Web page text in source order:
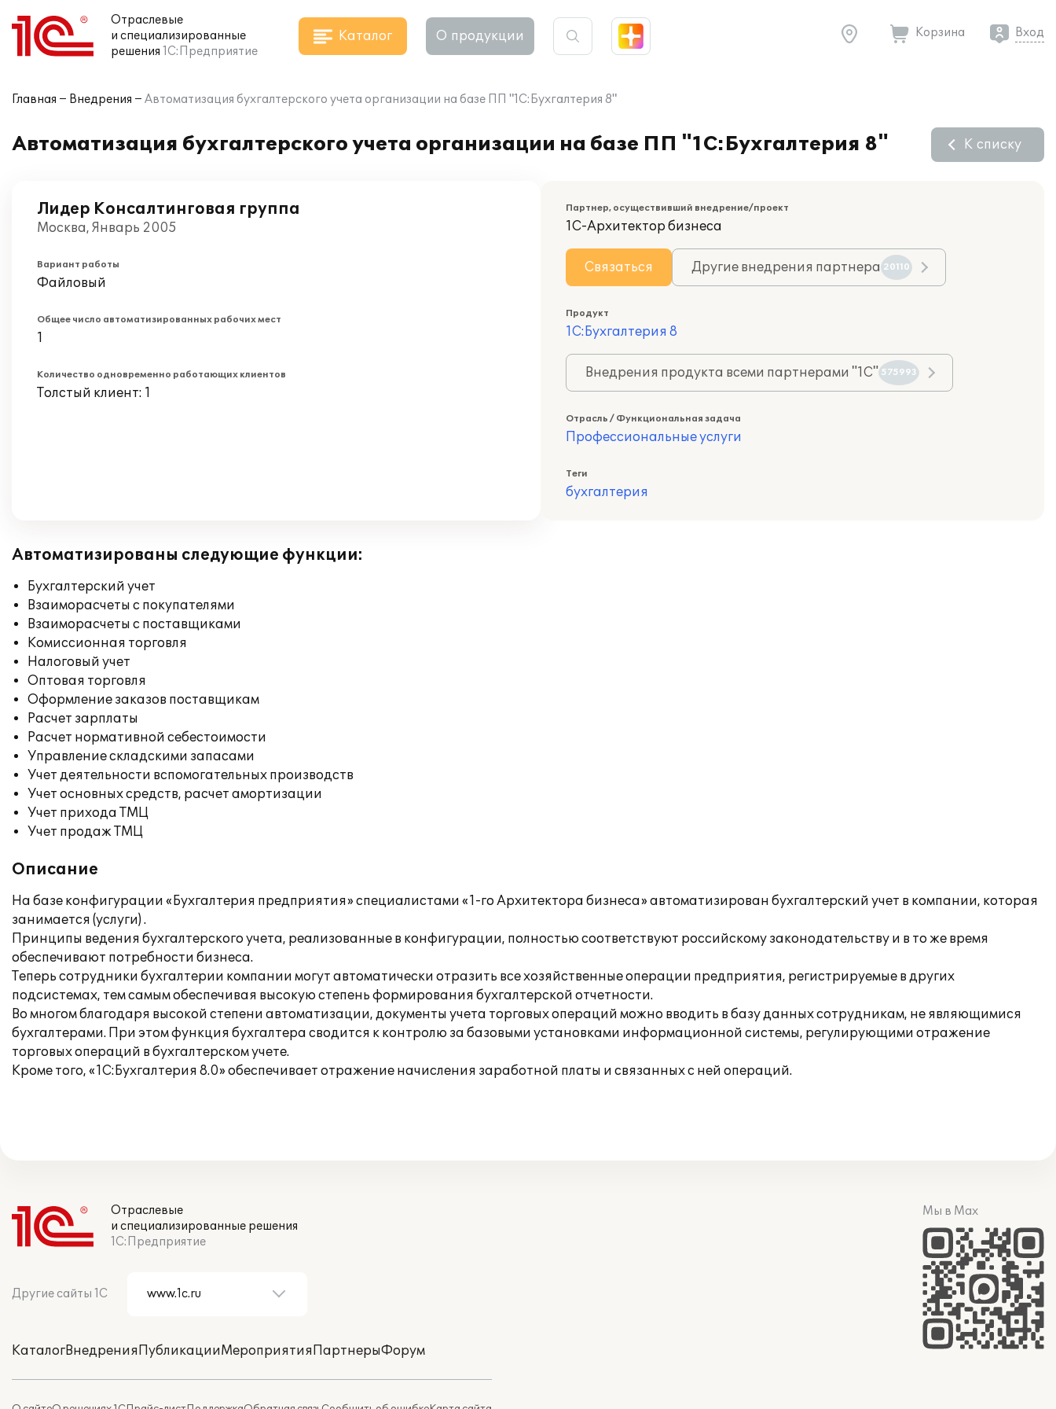
Отраслевые
и специализированные
решения 1С:Предприятие
Каталог О продукции Корзина Вход
Главная Внедрения Автоматизация бухгалтерского учета организации на базе ПП "1С:Бухгалтерия 8"
Автоматизация бухгалтерского учета организации на базе ПП "1С:Бухгалтерия 8" К списку
Лидер Консалтинговая группа
Москва, Январь 2005
Вариант работы
Файловый
Общее число автоматизированных рабочих мест
1
Количество одновременно работающих клиентов
Толстый клиент: 1
Партнер, осуществивший внедрение/проект
1С-Архитектор бизнеса
Связаться Другие внедрения партнера 20110
Продукт
1С:Бухгалтерия 8
Внедрения продукта всеми партнерами "1С" 575993
Отрасль / Функциональная задача
Профессиональные услуги
Теги
бухгалтерия
Автоматизированы следующие функции:
Бухгалтерский учет
Взаиморасчеты с покупателями
Взаиморасчеты с поставщиками
Комиссионная торговля
Налоговый учет
Оптовая торговля
Оформление заказов поставщикам
Расчет зарплаты
Расчет нормативной себестоимости
Управление складскими запасами
Учет деятельности вспомогательных производств
Учет основных средств, расчет амортизации
Учет прихода ТМЦ
Учет продаж ТМЦ
Описание
На базе конфигурации «Бухгалтерия предприятия» специалистами «1-го Архитектора бизнеса» автоматизирован бухгалтерский учет в компании, которая
занимается (услуги) .
Принципы ведения бухгалтерского учета, реализованные в конфигурации, полностью соответствуют российскому законодательству и в то же время
обеспечивают потребности бизнеса.
Теперь сотрудники бухгалтерии компании могут автоматически отразить все хозяйственные операции предприятия, регистрируемые в других
подсистемах, тем самым обеспечивая высокую степень формирования бухгалтерской отчетности.
Во многом благодаря высокой степени автоматизации, документы учета торговых операций можно вводить в базу данных сотрудникам, не являющимися
бухгалтерами. При этом функция бухгалтера сводится к контролю за базовыми установками информационной системы, регулирующими отражение
торговых операций в бухгалтерском учете.
Кроме того, «1С:Бухгалтерия 8.0» обеспечивает отражение начисления заработной платы и связанных с ней операций.
Отраслевые
и специализированные решения
1С:Предприятие
Другие сайты 1С
КаталогВнедренияПубликацииМероприятияПартнерыФорум
Мы в Max